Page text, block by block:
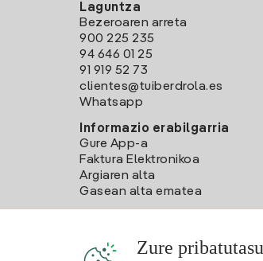
Laguntza
Bezeroaren arreta
900 225 235
94 646 01 25
91 919 52 73
clientes@tuiberdrola.es
Whatsapp
Informazio erabilgarria
Gure App-a
Faktura Elektronikoa
Argiaren alta
Gasean alta ematea
Zure